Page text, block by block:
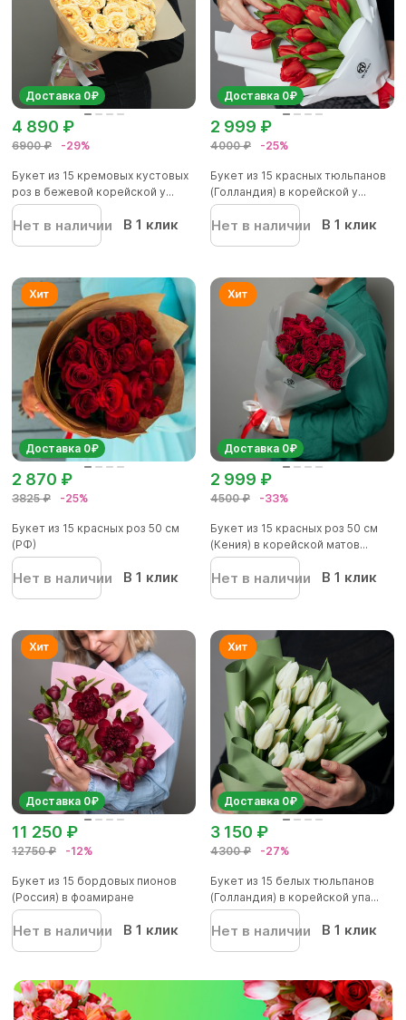
Доставка 0₽
6900 ₽ -29%
4 890 ₽
Букет из 15 кремовых кустовых
роз в бежевой корейской у...
Нет в наличии В 1 клик
Доставка 0₽
4000 ₽ -25%
2 999 ₽
Букет из 15 красных тюльпанов
(Голландия) в корейской у...
Нет в наличии В 1 клик
Доставка 0₽
3825 ₽ -25%
2 870 ₽
Букет из 15 красных роз 50 см
(РФ)
Нет в наличии В 1 клик
Доставка 0₽
4500 ₽ -33%
2 999 ₽
Букет из 15 красных роз 50 см
(Кения) в корейской матов...
Нет в наличии В 1 клик
Доставка 0₽
12750 ₽ -12%
11 250 ₽
Букет из 15 бордовых пионов
(Россия) в фоамиране
Нет в наличии В 1 клик
Доставка 0₽
4300 ₽ -27%
3 150 ₽
Букет из 15 белых тюльпанов
(Голландия) в корейской упа...
Нет в наличии В 1 клик